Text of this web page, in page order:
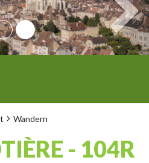
Wandern
- 104R